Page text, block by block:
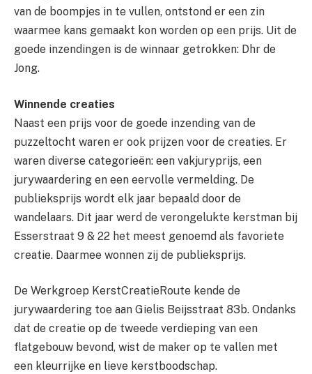
van de boompjes in te vullen, ontstond er een zin
waarmee kans gemaakt kon worden op een prijs. Uit de
goede inzendingen is de winnaar getrokken: Dhr de
Jong.
Winnende creaties
Naast een prijs voor de goede inzending van de
puzzeltocht waren er ook prijzen voor de creaties. Er
waren diverse categorieën: een vakjuryprijs, een
jurywaardering en een eervolle vermelding. De
publieksprijs wordt elk jaar bepaald door de
wandelaars. Dit jaar werd de verongelukte kerstman bij
Esserstraat 9 & 22 het meest genoemd als favoriete
creatie. Daarmee wonnen zij de publieksprijs.
De Werkgroep KerstCreatieRoute kende de
jurywaardering toe aan Gielis Beijsstraat 83b. Ondanks
dat de creatie op de tweede verdieping van een
flatgebouw bevond, wist de maker op te vallen met
een kleurrijke en lieve kerstboodschap.